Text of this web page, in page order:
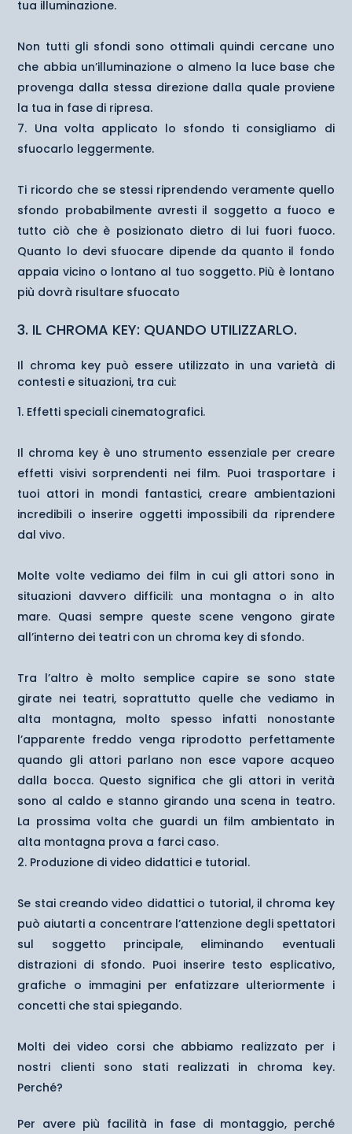
tua illuminazione.
Non tutti gli sfondi sono ottimali quindi cercane uno
che abbia un’illuminazione o almeno la luce base che
provenga dalla stessa direzione dalla quale proviene
la tua in fase di ripresa.
Una volta applicato lo sfondo ti consigliamo di
sfuocarlo leggermente.
Ti ricordo che se stessi riprendendo veramente quello
sfondo probabilmente avresti il soggetto a fuoco e
tutto ciò che è posizionato dietro di lui fuori fuoco.
Quanto lo devi sfuocare dipende da quanto il fondo
appaia vicino o lontano al tuo soggetto. Più è lontano
più dovrà risultare sfuocato
3. IL CHROMA KEY: QUANDO UTILIZZARLO.
Il chroma key può essere utilizzato in una varietà di
contesti e situazioni, tra cui:
Effetti speciali cinematografici.
Il chroma key è uno strumento essenziale per creare
effetti visivi sorprendenti nei film. Puoi trasportare i
tuoi attori in mondi fantastici, creare ambientazioni
incredibili o inserire oggetti impossibili da riprendere
dal vivo.
Molte volte vediamo dei film in cui gli attori sono in
situazioni davvero difficili: una montagna o in alto
mare. Quasi sempre queste scene vengono girate
all’interno dei teatri con un chroma key di sfondo.
Tra l’altro è molto semplice capire se sono state
girate nei teatri, soprattutto quelle che vediamo in
alta montagna, molto spesso infatti nonostante
l’apparente freddo venga riprodotto perfettamente
quando gli attori parlano non esce vapore acqueo
dalla bocca. Questo significa che gli attori in verità
sono al caldo e stanno girando una scena in teatro.
La prossima volta che guardi un film ambientato in
alta montagna prova a farci caso.
Produzione di video didattici e tutorial.
Se stai creando video didattici o tutorial, il chroma key
può aiutarti a concentrare l’attenzione degli spettatori
sul soggetto principale, eliminando eventuali
distrazioni di sfondo. Puoi inserire testo esplicativo,
grafiche o immagini per enfatizzare ulteriormente i
concetti che stai spiegando.
Molti dei video corsi che abbiamo realizzato per i
nostri clienti sono stati realizzati in chroma key.
Perché?
Per avere più facilità in fase di montaggio, perché